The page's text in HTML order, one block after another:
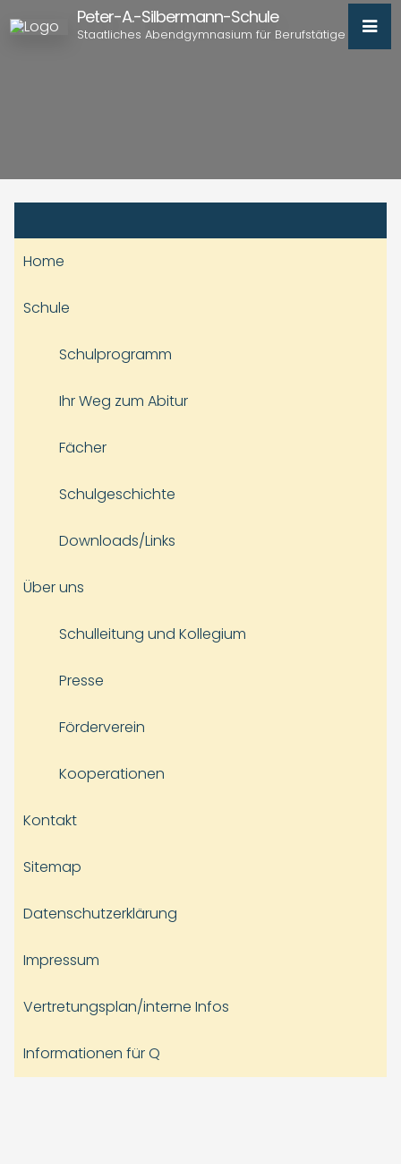
Peter-A.-Silbermann-Schule
Staatliches Abendgymnasium für Berufstätige
Home
Schule
Schulprogramm
Ihr Weg zum Abitur
Fächer
Schulgeschichte
Downloads/Links
Über uns
Schulleitung und Kollegium
Presse
Förderverein
Kooperationen
Kontakt
Sitemap
Datenschutzerklärung
Impressum
Vertretungsplan/interne Infos
Informationen für Q